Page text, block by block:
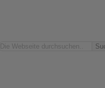
Suchen